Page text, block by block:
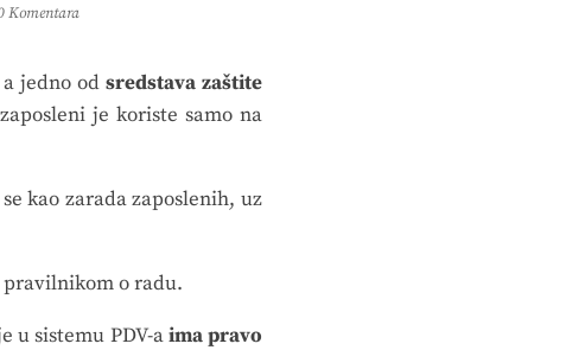
Komentara
a jedno odsredstava zaštite
je koriste samo na
kao zarada zaposlenih, uz
pravilnikom o radu.
u sistemu PDV-aima pravo